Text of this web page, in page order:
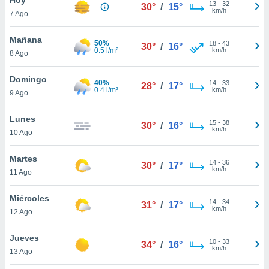
en
más
nuestra
de
cookies
aceptar
7 Ago
30° / 15° 13- 32
km/h
Mañana
8 Ago
50%
0.5 l/m²
30° / 16° 18- 43
km/h
Domingo
9 Ago
40%
0.4 l/m²
28° / 17° 14- 33
km/h
Lunes
10 Ago
30° / 16° 15- 38
km/h
Martes
11 Ago
30° / 17° 14- 36
km/h
Miércoles
12 Ago
31° / 17° 14- 34
km/h
Jueves
13 Ago
34° / 16° 10- 33
km/h